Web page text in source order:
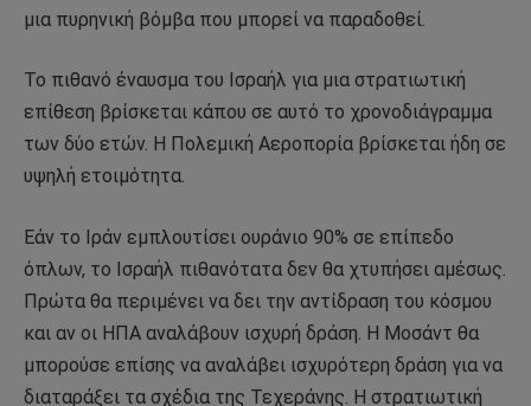
μια πυρηνική βόμβα που μπορεί να παραδοθεί.
Το πιθανό έναυσμα του Ισραήλ για μια στρατιωτική
επίθεση βρίσκεται κάπου σε αυτό το χρονοδιάγραμμα
των δύο ετών. Η Πολεμική Αεροπορία βρίσκεται ήδη σε
υψηλή ετοιμότητα.
Εάν το Ιράν εμπλουτίσει ουράνιο 90% σε επίπεδο
όπλων, το Ισραήλ πιθανότατα δεν θα χτυπήσει αμέσως.
Πρώτα θα περιμένει να δει την αντίδραση του κόσμου
και αν οι ΗΠΑ αναλάβουν ισχυρή δράση. Η Μοσάντ θα
μπορούσε επίσης να αναλάβει ισχυρότερη δράση για να
διαταράξει τα σχέδια της Τεχεράνης. Η στρατιωτική